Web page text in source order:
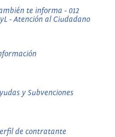
te informa - 012
- Atención al Ciudadano
y Subvenciones
de contratante